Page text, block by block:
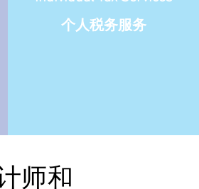
个人税务服务
师和